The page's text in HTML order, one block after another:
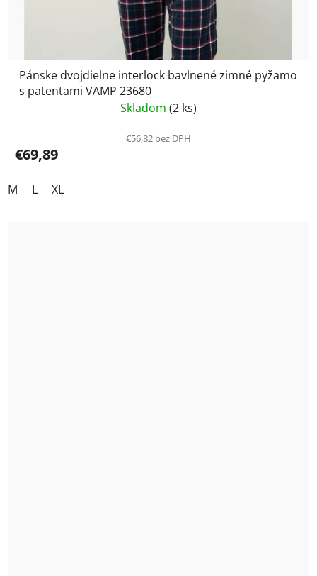
Pánske dvojdielne interlock bavlnené zimné pyžamo
s patentami VAMP 23680
Skladom (2 ks)
€56,82 bez DPH
€69,89
M L XL